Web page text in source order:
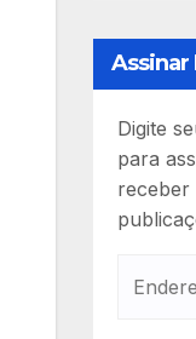
Assinar
Digite
para
receber
de